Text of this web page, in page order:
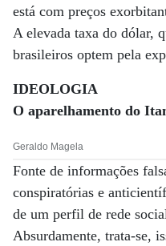
está com preços
A elevada taxa do dólar,
brasileiros optem pela
IDEOLOGIA
O aparelhamento do
Geraldo Magela
Fonte de informações
conspiratórias e
de um perfil de rede
Absurdamente, trata-se,